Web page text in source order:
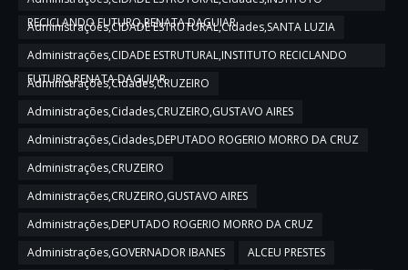
RECICLANDO FUTURO,RENATA DAGUIAR
Administrações,CIDADE ESTRUTURAL,Cidades,SANTA LUZIA
Administrações,CIDADE ESTRUTURAL,INSTITUTO RECICLANDO
FUTURO,RENATA DAGUIAR
Administrações,Cidades,CRUZEIRO
Administrações,Cidades,CRUZEIRO,GUSTAVO AIRES
Administrações,Cidades,DEPUTADO ROGERIO MORRO DA CRUZ
Administrações,CRUZEIRO
Administrações,CRUZEIRO,GUSTAVO AIRES
Administrações,DEPUTADO ROGERIO MORRO DA CRUZ
Administrações,GOVERNADOR IBANES
ALCEU PRESTES